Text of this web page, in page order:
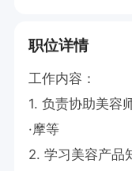
职位详情
工作内容：
1. 负责协助美容
·摩等
2. 学习美容产品